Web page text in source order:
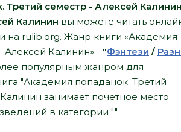
Третий семестр - Алексей Калинин
Калинин вы можете читать
на rulib.org. Жанр книги «Академия
Алексей Калинин» - "Фэнтези /
популярным жанром для
"Академия попаданок. Третий
занимает почетное место
в категории "".